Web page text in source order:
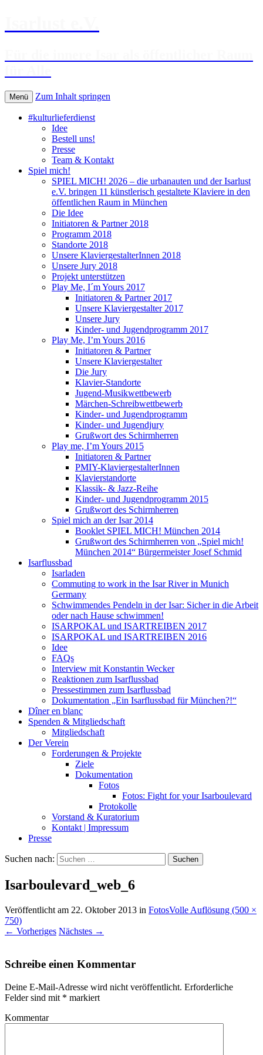
Menü Zum Inhalt springen
#kulturlieferdienst
Idee
Bestell uns!
Presse
Team & Kontakt
Spiel mich!
SPIEL MICH! 2026 – die urbanauten und der Isarlust
e.V. bringen 11 künstlerisch gestaltete Klaviere in den
öffentlichen Raum in München
Die Idee
Initiatoren & Partner 2018
Programm 2018
Standorte 2018
Unsere KlaviergestalterInnen 2018
Unsere Jury 2018
Projekt unterstützen
Play Me, I´m Yours 2017
Initiatoren & Partner 2017
Unsere Klaviergestalter 2017
Unsere Jury
Kinder- und Jugendprogramm 2017
Play Me, I’m Yours 2016
Initiatoren & Partner
Unsere Klaviergestalter
Die Jury
Klavier-Standorte
Jugend-Musikwettbewerb
Märchen-Schreibwettbewerb
Kinder- und Jugendprogramm
Kinder- und Jugendjury
Grußwort des Schirmherren
Play me, I’m Yours 2015
Initiatoren & Partner
PMIY-KlaviergestalterInnen
Klavierstandorte
Klassik- & Jazz-Reihe
Kinder- und Jugendprogramm 2015
Grußwort des Schirmherren
Spiel mich an der Isar 2014
Booklet SPIEL MICH! München 2014
Grußwort des Schirmherren von „Spiel mich!
München 2014“ Bürgermeister Josef Schmid
Isarflussbad
Isarladen
Commuting to work in the Isar River in Munich
Germany
Schwimmendes Pendeln in der Isar: Sicher in die Arbeit
oder nach Hause schwimmen!
ISARPOKAL und ISARTREIBEN 2017
ISARPOKAL und ISARTREIBEN 2016
Idee
FAQs
Interview mit Konstantin Wecker
Reaktionen zum Isarflussbad
Pressestimmen zum Isarflussbad
Dokumentation „Ein Isarflussbad für München?!“
Dîner en blanc
Spenden & Mitgliedschaft
Mitgliedschaft
Der Verein
Forderungen & Projekte
Ziele
Dokumentation
Fotos
Fotos: Fight for your Isarboulevard
Protokolle
Vorstand & Kuratorium
Kontakt | Impressum
Presse
Suchen nach:
Isarboulevard_web_6
Veröffentlicht am 22. Oktober 2013 in FotosVolle Auflösung (500 ×
750)
← Vorheriges Nächstes →
Schreibe einen Kommentar
Deine E-Mail-Adresse wird nicht veröffentlicht. Erforderliche
Felder sind mit * markiert
Kommentar